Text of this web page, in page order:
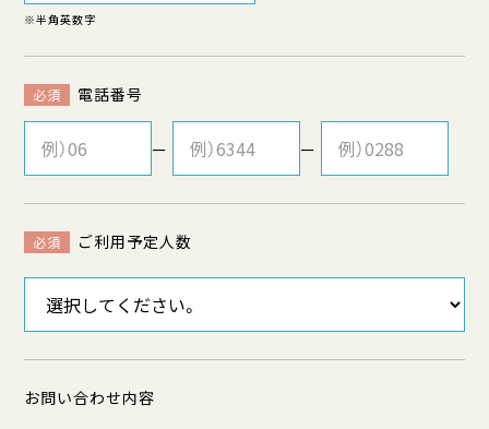
※半角英数字
必須 電話番号
ー ー
必須 ご利用予定人数
お問い合わせ内容